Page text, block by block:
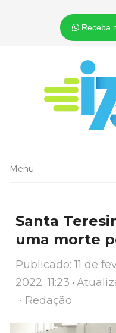
Receba
Menu
Menu
Santa
uma morte
Publicado:11 de
2022 11:23
Author
Redação